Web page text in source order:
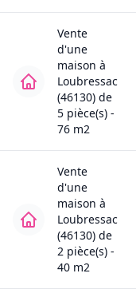
Vente
d'une
maison à
Loubressac
(46130) de
5 pièce(s) -
76 m2
Vente
d'une
maison à
Loubressac
(46130) de
2 pièce(s) -
40 m2